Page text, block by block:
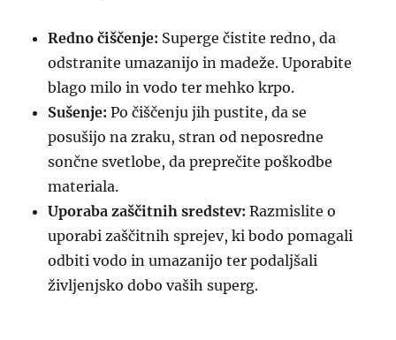
Redno čiščenje: Superge čistite redno, da
odstranite umazanijo in madeže. Uporabite
blago milo in vodo ter mehko krpo.
Sušenje: Po čiščenju jih pustite, da se
posušijo na zraku, stran od neposredne
sončne svetlobe, da preprečite poškodbe
materiala.
Uporaba zaščitnih sredstev: Razmislite o
uporabi zaščitnih sprejev, ki bodo pomagali
odbiti vodo in umazanijo ter podaljšali
življenjsko dobo vaših superg.